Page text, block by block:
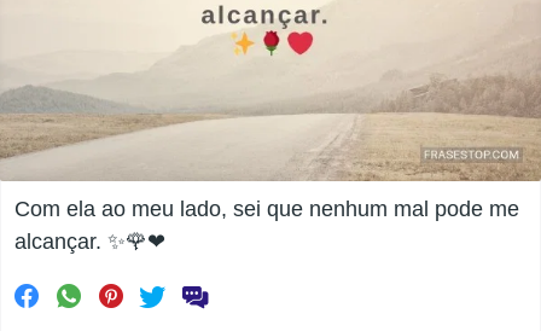
Com ela ao meu lado, sei que nenhum mal pode me
alcançar. ✨🌹❤